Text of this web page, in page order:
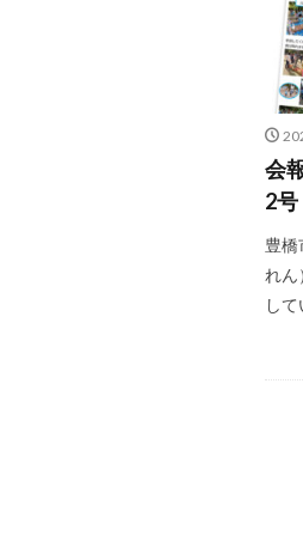
会
2号
豊橋
れん
し